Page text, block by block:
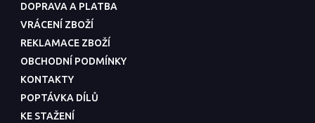
DOPRAVA A PLATBA
VRÁCENÍ ZBOŽÍ
REKLAMACE ZBOŽÍ
OBCHODNÍ PODMÍNKY
KONTAKTY
POPTÁVKA DÍLŮ
KE STAŽENÍ